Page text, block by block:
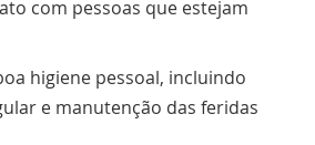
com pessoas que estejam
higiene pessoal, incluindo
e manutenção das feridas